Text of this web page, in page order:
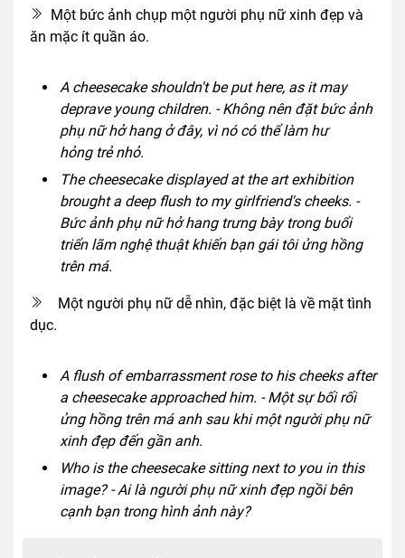
Một bức ảnh chụp một người phụ nữ xinh đẹp và
ăn mặc ít quần áo.
A cheesecake shouldn't be put here, as it may
deprave young children. - Không nên đặt bức ảnh
phụ nữ hở hang ở đây, vì nó có thể làm hư
hỏng trẻ nhỏ.
The cheesecake displayed at the art exhibition
brought a deep flush to my girlfriend's cheeks. -
Bức ảnh phụ nữ hở hang trưng bày trong buổi
triển lãm nghệ thuật khiến bạn gái tôi ửng hồng
trên má.
Một người phụ nữ dễ nhìn, đặc biệt là về mặt tình
dục.
A flush of embarrassment rose to his cheeks after
a cheesecake approached him. - Một sự bối rối
ửng hồng trên má anh sau khi một người phụ nữ
xinh đẹp đến gần anh.
Who is the cheesecake sitting next to you in this
image? - Ai là người phụ nữ xinh đẹp ngồi bên
cạnh bạn trong hình ảnh này?